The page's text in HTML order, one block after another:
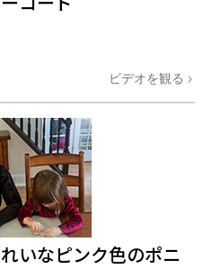
ビデオを観る
いなピンク色のポニ